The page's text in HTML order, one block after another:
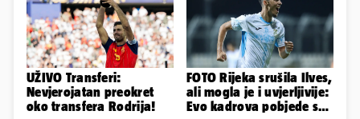
UŽIVO Transferi:
Nevjerojatan preokret
oko transfera Rodrija!
FOTO Rijeka srušila Ilves,
ali mogla je i uvjerljivije:
Evo kadrova pobjede s